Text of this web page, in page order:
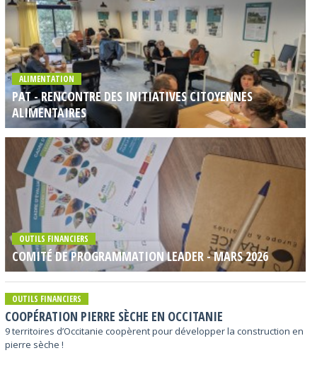
ALIMENTATION
PAT - RENCONTRE DES INITIATIVES CITOYENNES
ALIMENTAIRES
OUTILS FINANCIERS
COMITÉ DE PROGRAMMATION LEADER - MARS 2026
OUTILS FINANCIERS
COOPÉRATION PIERRE SÈCHE EN OCCITANIE
9 territoires d’Occitanie coopèrent pour développer la construction en
pierre sèche !